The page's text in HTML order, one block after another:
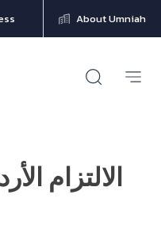
About Umniah
الالتزام